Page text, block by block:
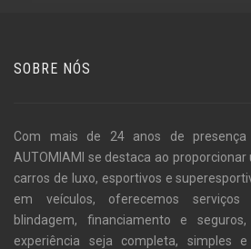
SOBRE NÓS
Com mais de 24 anos de
AUTOMIAMI se destaca ao
carros de luxo, esportivos e
em veículos, oferecemos serviços
blindagem, financiamento e
experiência seja completa, simples